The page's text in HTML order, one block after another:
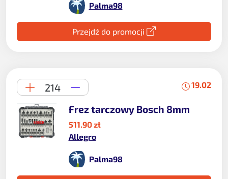
Palma98
Przejdź do promocji
214 19.02
Frez tarczowy Bosch 8mm
511.90 zł
Allegro
Palma98